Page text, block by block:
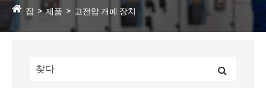
집 제품 고전압 개폐 장치